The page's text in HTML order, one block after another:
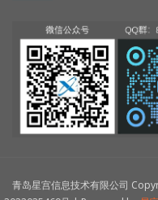
青岛星宫信息技术有限公司